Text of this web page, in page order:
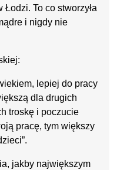
Łodzi. To co stworzyła
i nigdy nie
lepiej do pracy
dla drugich
troskę i poczucie
pracę, tym większy
jakby największym